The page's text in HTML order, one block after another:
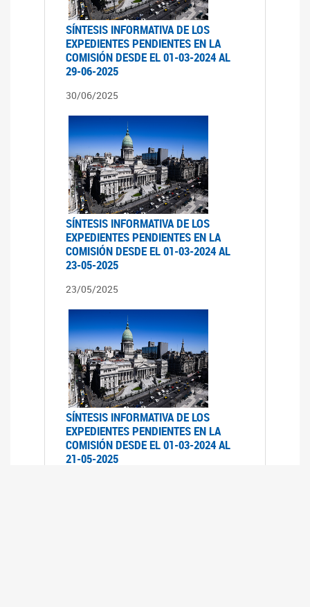
SÍNTESIS INFORMATIVA DE LOS
EXPEDIENTES PENDIENTES EN LA
COMISIÓN DESDE EL 01-03-2024 AL
29-06-2025
30/06/2025
SÍNTESIS INFORMATIVA DE LOS
EXPEDIENTES PENDIENTES EN LA
COMISIÓN DESDE EL 01-03-2024 AL
23-05-2025
23/05/2025
SÍNTESIS INFORMATIVA DE LOS
EXPEDIENTES PENDIENTES EN LA
COMISIÓN DESDE EL 01-03-2024 AL
21-05-2025